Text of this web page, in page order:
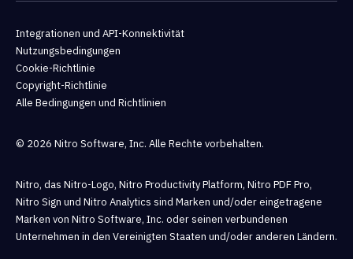
Integrationen und API-Konnektivität
Nutzungsbedingungen
Cookie-Richtlinie
Copyright-Richtlinie
Alle Bedingungen und Richtlinien
© 2026 Nitro Software, Inc. Alle Rechte vorbehalten.
Nitro, das Nitro-Logo, Nitro Productivity Platform, Nitro PDF Pro,
Nitro Sign und Nitro Analytics sind Marken und/oder eingetragene
Marken von Nitro Software, Inc. oder seinen verbundenen
Unternehmen in den Vereinigten Staaten und/oder anderen Ländern.